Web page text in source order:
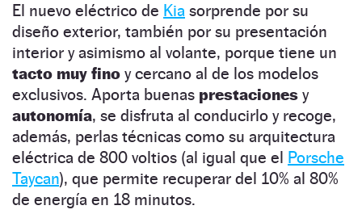
El nuevo eléctrico de Kia sorprende por su
diseño exterior, también por su presentación
interior y asimismo al volante, porque tiene un
tacto muy fino y cercano al de los modelos
exclusivos. Aporta buenas prestaciones y
autonomía, se disfruta al conducirlo y recoge,
además, perlas técnicas como su arquitectura
eléctrica de 800 voltios (al igual que el Porsche
Taycan), que permite recuperar del 10% al 80%
de energía en 18 minutos.